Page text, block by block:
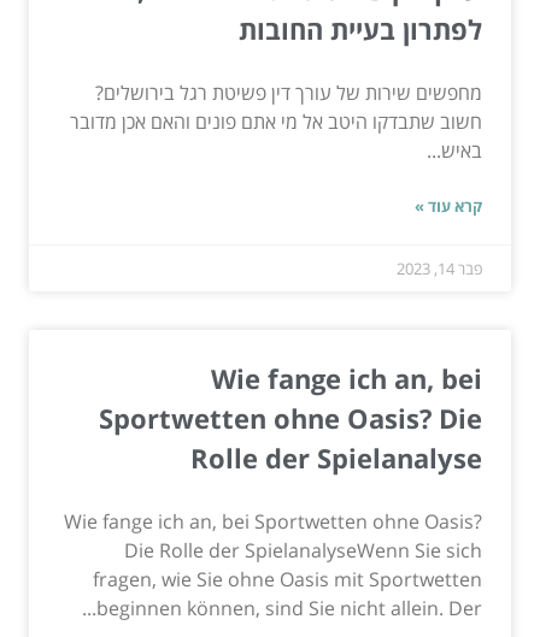
לפתרון בעיית החובות
מחפשים שירות של עורך דין פשיטת רגל בירושלים?
חשוב שתבדקו היטב אל מי אתם פונים והאם אכן מדובר
באיש...
קרא עוד »
פבר 14, 2023
Wie fange ich an, bei
Sportwetten ohne Oasis? Die
Rolle der Spielanalyse
Wie fange ich an, bei Sportwetten ohne Oasis?
Die Rolle der SpielanalyseWenn Sie sich
fragen, wie Sie ohne Oasis mit Sportwetten
beginnen können, sind Sie nicht allein. Der...